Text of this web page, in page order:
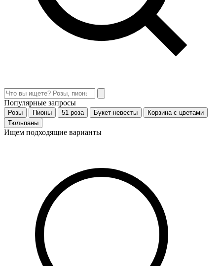
Популярные запросы
Розы Пионы 51 роза Букет невесты
Корзина с цветами
Тюльпаны
Ищем подходящие варианты